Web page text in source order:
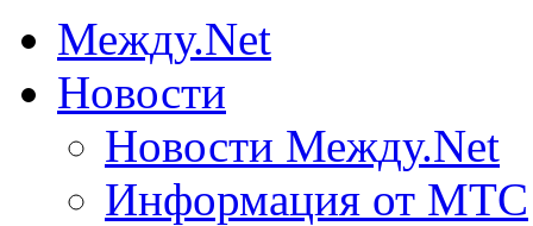
Между.Net
Новости
Новости Между.Net
Информация от МТС